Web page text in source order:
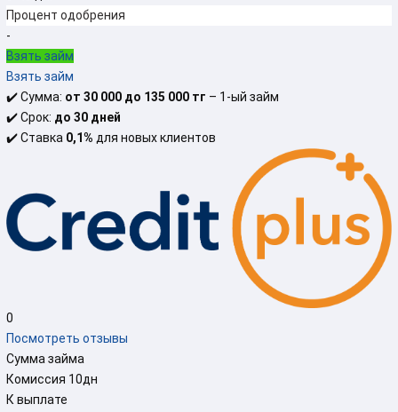
Процент одобрения
-
Взять займ
Взять займ
✔️Сумма: от 30 000 до 135 000 тг – 1-ый займ
✔️Срок: до 30 дней
✔️Ставка0,1% для новых клиентов
0
Посмотреть отзывы
Сумма займа
Комиссия 10дн
К выплате